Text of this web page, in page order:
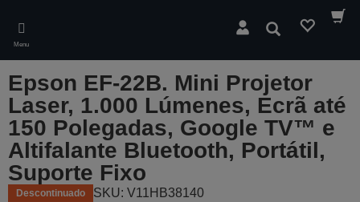
main
content
Menu
Pesquisar
Epson EF-22B. Mini Projetor
Laser, 1.000 Lúmenes, Ecrã até
150 Polegadas, Google TV™ e
Altifalante Bluetooth, Portátil,
Suporte Fixo
Descontinuado SKU: V11HB38140